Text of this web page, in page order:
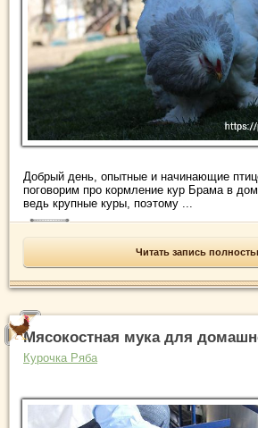
Добрый день, опытные и начинающие
поговорим про кормление кур Брама в
ведь крупные куры, поэтому ...
Читать запись
Мясокостная мука для
Курочка Ряба